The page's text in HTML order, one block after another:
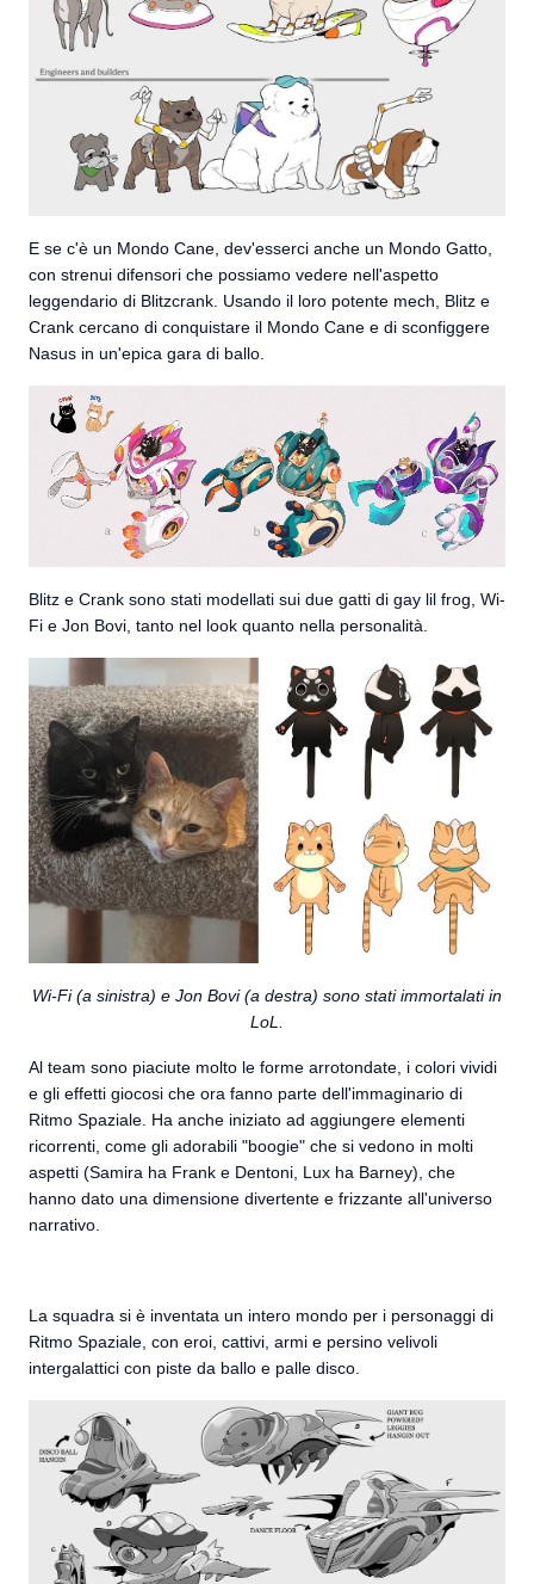
E se c'è un Mondo Cane, dev'esserci anche un Mondo Gatto,
con strenui difensori che possiamo vedere nell'aspetto
leggendario di Blitzcrank. Usando il loro potente mech, Blitz e
Crank cercano di conquistare il Mondo Cane e di sconfiggere
Nasus in un'epica gara di ballo.
Blitz e Crank sono stati modellati sui due gatti di gay lil frog, Wi-
Fi e Jon Bovi, tanto nel look quanto nella personalità.
Wi-Fi (a sinistra) e Jon Bovi (a destra) sono stati immortalati in
LoL.
Al team sono piaciute molto le forme arrotondate, i colori vividi
e gli effetti giocosi che ora fanno parte dell'immaginario di
Ritmo Spaziale. Ha anche iniziato ad aggiungere elementi
ricorrenti, come gli adorabili "boogie" che si vedono in molti
aspetti (Samira ha Frank e Dentoni, Lux ha Barney), che
hanno dato una dimensione divertente e frizzante all'universo
narrativo.
La squadra si è inventata un intero mondo per i personaggi di
Ritmo Spaziale, con eroi, cattivi, armi e persino velivoli
intergalattici con piste da ballo e palle disco.